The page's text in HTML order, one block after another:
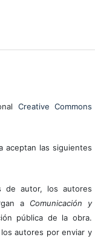
Creative Commons
aceptan las siguientes
de autor, los autores
a Comunicación y
pública de la obra.
autores por enviar y